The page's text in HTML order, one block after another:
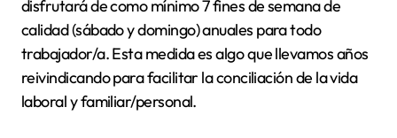
disfrutará de como mínimo 7 fines de semana de
calidad (sábado y domingo) anuales para todo
trabajador/a. Esta medida es algo que llevamos años
reivindicando para facilitar la conciliación de la vida
laboral y familiar/personal.